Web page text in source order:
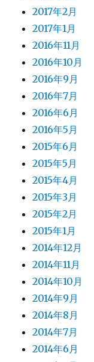
2017年2月
2017年1月
2016年11月
2016年10月
2016年9月
2016年7月
2016年6月
2016年5月
2015年6月
2015年5月
2015年4月
2015年3月
2015年2月
2015年1月
2014年12月
2014年11月
2014年10月
2014年9月
2014年8月
2014年7月
2014年6月